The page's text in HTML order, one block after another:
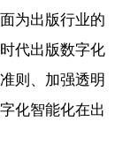
为出版行业的
代出版数字化
则、加强透明
化智能化在出